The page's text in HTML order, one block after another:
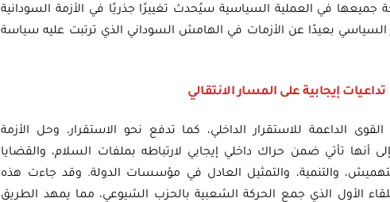
جميعها في العملية السياسية سيُحدث تغييرًا جذريًا في الأزمة السودانية
السياسي بعيدًا عن الأزمات في الهامش السوداني الذي ترتبت عليه سياسة
تداعيات إيجابية على المسار الانتقالي
الداعمة للاستقرار الداخلي، كما تدفع نحو الاستقرار، وحل الأزمة
أنها تأتي ضمن حراك داخلي إيجابي لارتباطه بملفات السلام، والقضايا
والتنمية، والتمثيل العادل في مؤسسات الدولة. وقد جاءت هذه
الأول الذي جمع الحركة الشعبية بالحزب الشيوعي، مما يمهد الطريق